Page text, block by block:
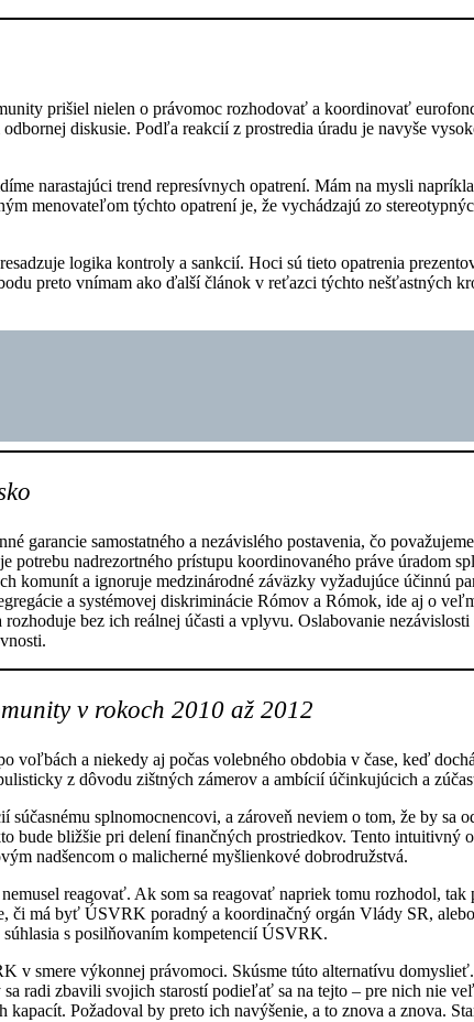
prišiel nielen o právomoc rozhodovať a koordinovať
diskusie. Podľa reakcií z prostredia úradu je navyše
narastajúci trend represívnych opatrení. Mám na mysli
menovateľom týchto opatrení je, že vychádzajú zo
logika kontroly a sankcií. Hoci sú tieto opatrenia
preto vnímam ako ďalší článok v reťazci týchto nešťastných
garancie samostatného a nezávislého postavenia, čo
nadrezortného prístupu koordinovaného práve úradom
komunít a ignoruje medzinárodné záväzky vyžadujúce účinnú
a systémovej diskriminácie Rómov a Rómok, ide aj o
bez ich reálnej účasti a vplyvu. Oslabovanie
v rokoch 2010 až 2012
a niekedy aj počas volebného obdobia v čase, keď
z dôvodu zištných zámerov a ambícií účinkujúcich a
splnomocnencovi, a zároveň neviem o tom, že by
bližšie pri delení finančných prostriedkov. Tento intuitivný
nadšencom o malicherné myšlienkové dobrodružstvá.
reagovať. Ak som sa reagovať napriek tomu rozhodol,
či má byť ÚSVRK poradný a koordinačný orgán Vlády SR,
s posilňovaním kompetencií ÚSVRK.
v smere výkonnej právomoci. Skúsme túto alternatívu
radi zbavili svojich starostí podieľať sa na tejto – pre nich nie
Požadoval by preto ich navýšenie, a to znova a znova.